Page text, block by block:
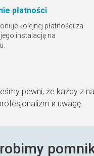
płatności
kolejnej płatności za
instalację na
pewni, że każdy z
и uwagę.